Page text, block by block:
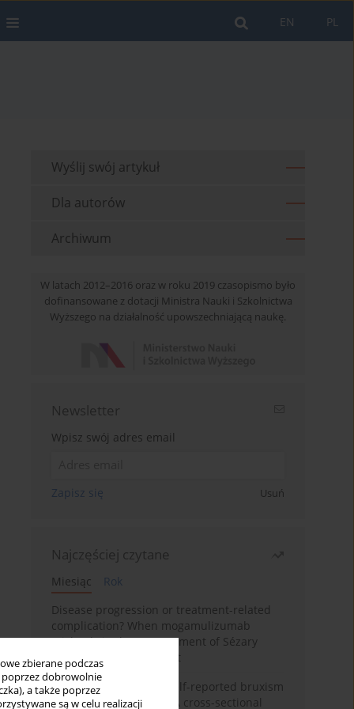
zbierane podczas
poprzez dobrowolnie
a także poprzez
są w celu realizacji
PL
EN
Wyślij swój artykuł
Dla autorów
Archiwum
W latach 2012–2016 oraz w roku 2019 czasopismo było
dofinansowane z dotacji Ministra Nauki i Szkolnictwa
Wyższego na działalność upowszechniającą naukę.
Newsletter
Wpisz swój adres email
Zapisz się Usuń
Najczęściej czytane
Miesiąc
Rok
Disease progression or treatment-related
complication? When mogamulizumab
misleads in the management of Sézary
syndrome: A case report
Personality traits and self-reported bruxism
in university students: A cross-sectional